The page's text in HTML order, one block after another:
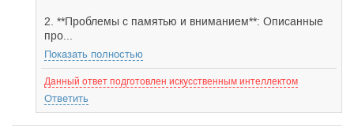
2. **Проблемы с памятью и вниманием**: Описанные
про...
Показать полностью
Данный ответ подготовлен искусственным интеллектом
Ответить